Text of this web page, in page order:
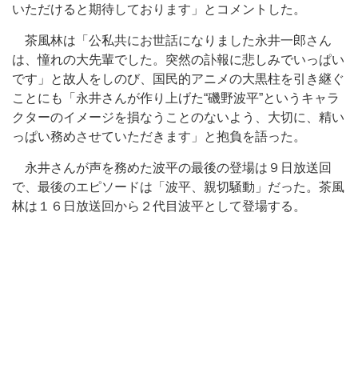
いただけると期待しております」とコメントした。
茶風林は「公私共にお世話になりました永井一郎さん
は、憧れの大先輩でした。突然の訃報に悲しみでいっぱい
です」と故人をしのび、国民的アニメの大黒柱を引き継ぐ
ことにも「永井さんが作り上げた“磯野波平”というキャラ
クターのイメージを損なうことのないよう、大切に、精い
っぱい務めさせていただきます」と抱負を語った。
永井さんが声を務めた波平の最後の登場は９日放送回
で、最後のエピソードは「波平、親切騒動」だった。茶風
林は１６日放送回から２代目波平として登場する。